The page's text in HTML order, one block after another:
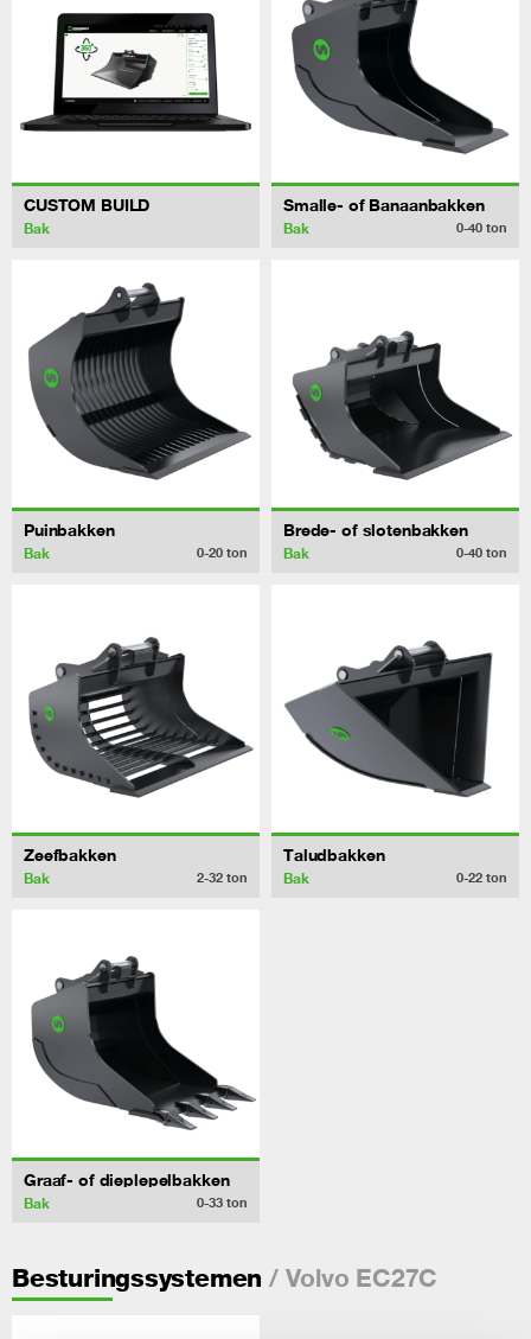
CUSTOM BUILD
Bak
Smalle- of Banaanbakken
Bak 0-40 ton
Puinbakken
Bak 0-20 ton
Brede- of slotenbakken
Bak 0-40 ton
Zeefbakken
Bak 2-32 ton
Taludbakken
Bak 0-22 ton
Graaf- of dieplepelbakken
Bak 0-33 ton
Besturingssystemen / Volvo EC27C